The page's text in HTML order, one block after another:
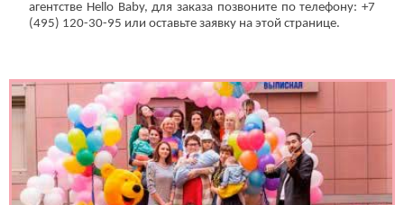
агентстве Hello Baby, для заказа позвоните по телефону: +7
(495) 120-30-95 или оставьте заявку на этой странице.